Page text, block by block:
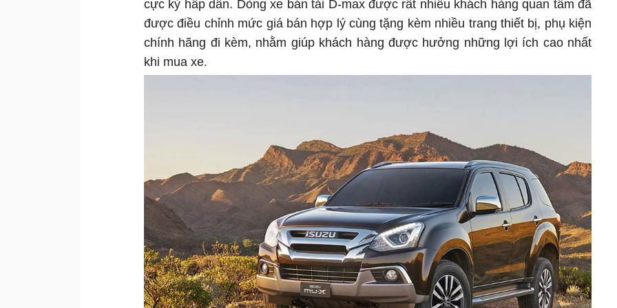
cực kỳ hấp dẫn. Dòng xe bán tải D-max được rất nhiều khách hàng quan tâm đã
được điều chỉnh mức giá bán hợp lý cùng tặng kèm nhiều trang thiết bị, phụ kiện
chính hãng đi kèm, nhằm giúp khách hàng được hưởng những lợi ích cao nhất
khi mua xe.